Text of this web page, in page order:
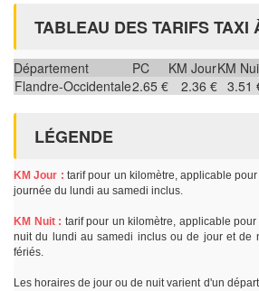
TABLEAU DES TARIFS TAXI
Département PC KM JourKM
Flandre-Occidentale2.65 € 2.36 € 3.51
LÉGENDE
KM Jour : tarif pour un kilomètre, applicable
journée du lundi au samedi inclus.
KM Nuit : tarif pour un kilomètre, applicable
nuit du lundi au samedi inclus ou de jour et de
fériés.
Les horaires de jour ou de nuit varient d'un